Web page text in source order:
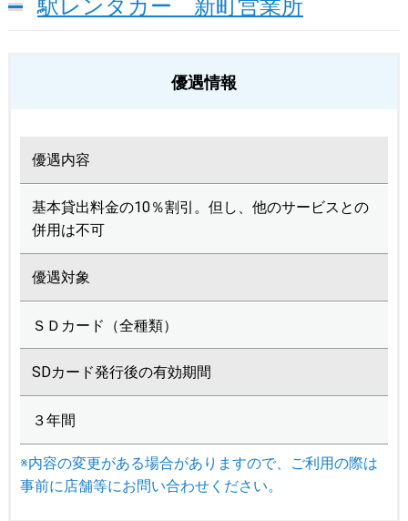
駅レンタカー 新町営業所
優遇情報
優遇内容
基本貸出料金の10％割引。但し、他のサービスとの
併用は不可
優遇対象
ＳＤカード（全種類）
SDカード発行後の有効期間
３年間
※内容の変更がある場合がありますので、ご利用の際は
事前に店舗等にお問い合わせください。